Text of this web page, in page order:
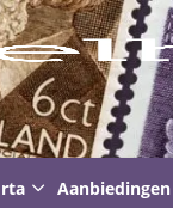
Aanbiedingen